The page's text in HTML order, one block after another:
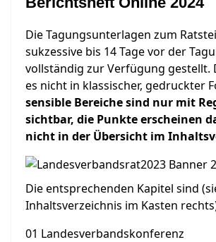
Die Tagungsunterlagen zum
sukzessive bis 14 Tage vor der
vollständig zur Verfügung gestellt.
es nicht in klassischer, gedruckter
sensible Bereiche sind nur mit
sichtbar, die Punkte erscheinen
nicht in der Übersicht im
Die entsprechenden Kapitel sind
Inhaltsverzeichnis im Kasten
01 Landesverbandskonferenz